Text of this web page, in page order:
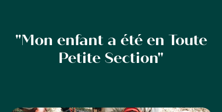
+
"Mon enfant a été en Toute
Petite Section"